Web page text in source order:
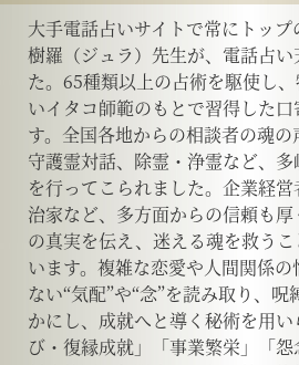
大手電話占いサイトで常にトッ
樹羅（ジュラ）先生が、電話占
た。​65種類以上の占術を駆使し
いイタコ師範のもとで習得した
す。​全国各地からの相談者の魂
守護霊対話、除霊・浄霊など、
を行ってこられました。​企業経
治家など、多方面からの信頼も
の真実を伝え、迷える魂を救う
います。​複雑な恋愛や人間関係
ない“気配”や“念”を読み取り、
かにし、成就へと導く秘術を用
び・復縁成就」「事業繁栄」「